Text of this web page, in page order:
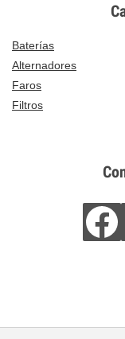
Baterías
Alternadores
Faros
Filtros